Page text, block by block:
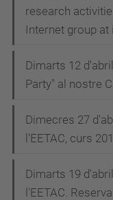
research
Internet group at
Dimarts 12
Party" al nostre
Dimecres 27
l'EETAC, curs
Dimarts 19
l'EETAC.